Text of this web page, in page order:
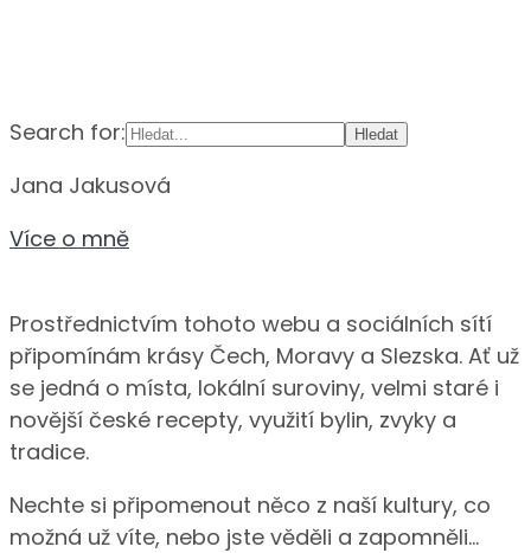
Search for:
Jana Jakusová
Více o mně
Prostřednictvím tohoto webu a sociálních sítí
připomínám krásy Čech, Moravy a Slezska. Ať už
se jedná o místa, lokální suroviny, velmi staré i
novější české recepty, využití bylin, zvyky a
tradice.
Nechte si připomenout něco z naší kultury, co
možná už víte, nebo jste věděli a zapomněli…